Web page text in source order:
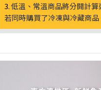
3.低溫、常溫商品將分開計
若同時購買了冷凍與冷藏商